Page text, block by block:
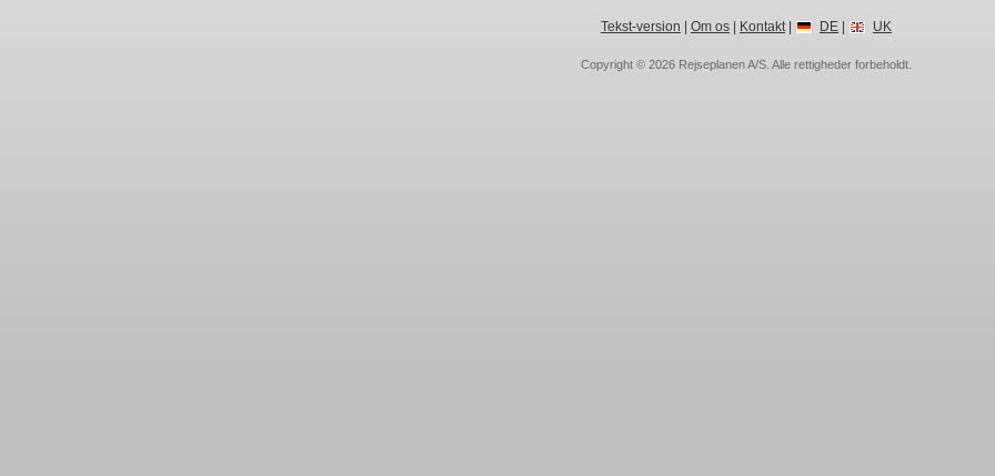
Tekst-version Om os| Kontakt| DE| UK
Copyright © 2026 Rejseplanen A/S . Alle rettigheder forbeholdt.